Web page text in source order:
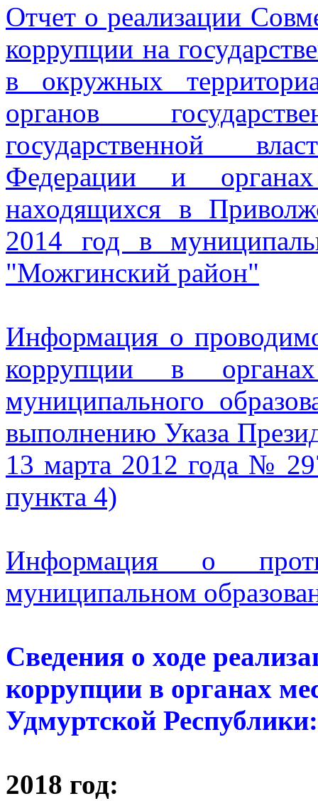
Отчет о реализации
коррупции на
в окружных
органов
государственной
Федерации и органах
находящихся в
2014 год в
"Можгинский район"
Информация о
коррупции в
муниципального
выполнению Указа
13 марта 2012 года №
пункта 4)
Информация о
муниципальном
Сведения о ходе
коррупции в органах
Удмуртской Республики:
2018 год: